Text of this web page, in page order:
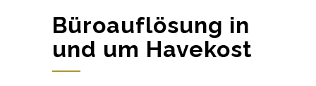
Büroauflösung in
und um Havekost